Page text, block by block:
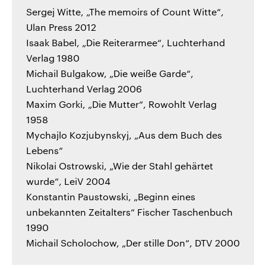
Sergej Witte, „The memoirs of Count Witte“,
Ulan Press 2012
Isaak Babel, „Die Reiterarmee“, Luchterhand
Verlag 1980
Michail Bulgakow, „Die weiße Garde“,
Luchterhand Verlag 2006
Maxim Gorki, „Die Mutter“, Rowohlt Verlag
1958
Mychajlo Kozjubynskyj, „Aus dem Buch des
Lebens“
Nikolai Ostrowski, „Wie der Stahl gehärtet
wurde“, LeiV 2004
Konstantin Paustowski, „Beginn eines
unbekannten Zeitalters“ Fischer Taschenbuch
1990
Michail Scholochow, „Der stille Don“, DTV 2000